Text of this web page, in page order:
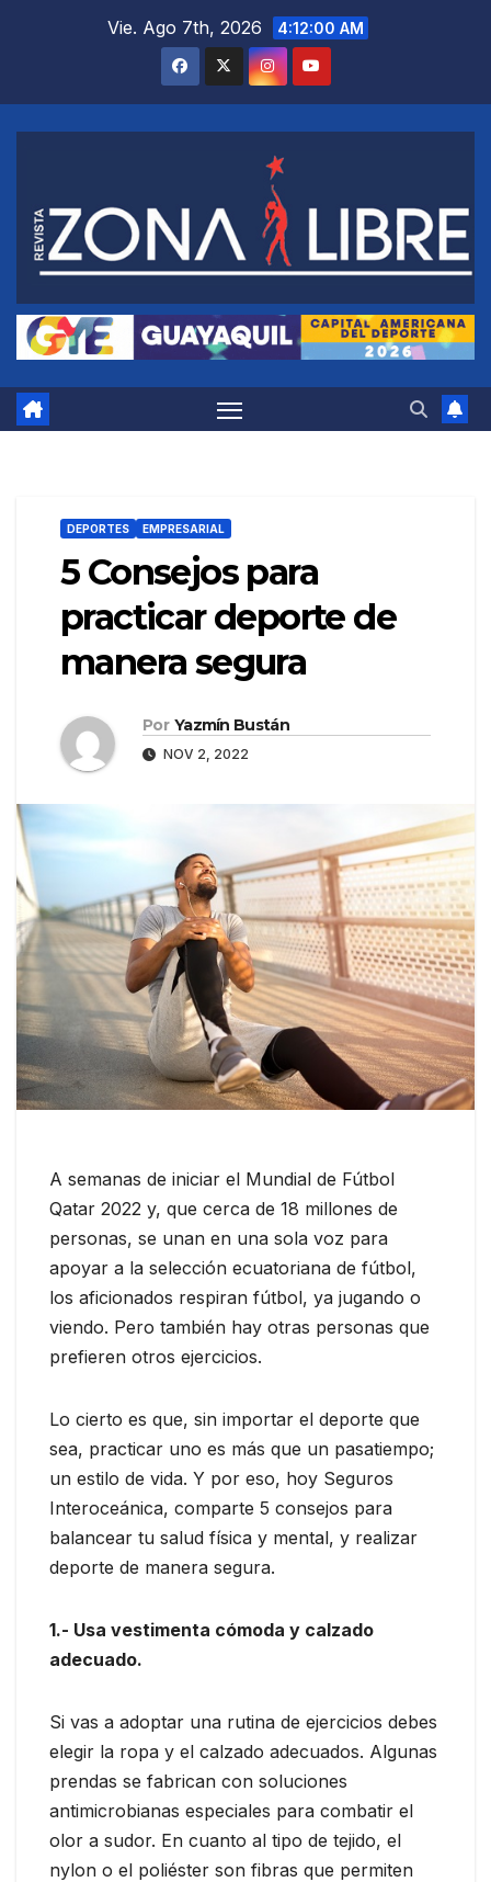
Vie. Ago 7th, 2026 4:12:01 AM
DEPORTES EMPRESARIAL
5 Consejos para
practicar deporte de
manera segura
Por Yazmín Bustán
NOV 2, 2022
A semanas de iniciar el Mundial de Fútbol
Qatar 2022 y, que cerca de 18 millones de
personas, se unan en una sola voz para
apoyar a la selección ecuatoriana de fútbol,
los aficionados respiran fútbol, ya jugando o
viendo. Pero también hay otras personas que
prefieren otros ejercicios.
Lo cierto es que, sin importar el deporte que
sea, practicar uno es más que un pasatiempo;
un estilo de vida. Y por eso, hoy Seguros
Interoceánica, comparte 5 consejos para
balancear tu salud física y mental, y realizar
deporte de manera segura.
1.- Usa vestimenta cómoda y calzado
adecuado.
Si vas a adoptar una rutina de ejercicios debes
elegir la ropa y el calzado adecuados. Algunas
prendas se fabrican con soluciones
antimicrobianas especiales para combatir el
olor a sudor. En cuanto al tipo de tejido, el
nylon o el poliéster son fibras que permiten